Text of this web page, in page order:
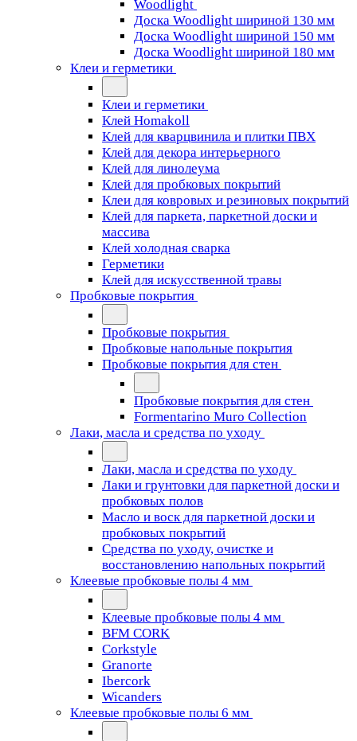
Woodlight
Доска Woodlight шириной 130 мм
Доска Woodlight шириной 150 мм
Доска Woodlight шириной 180 мм
Клеи и герметики
Клеи и герметики
Клей Homakoll
Клей для кварцвинила и плитки ПВХ
Клей для декора интерьерного
Клей для линолеума
Клей для пробковых покрытий
Клеи для ковровых и резиновых покрытий
Клей для паркета, паркетной доски и
массива
Клей холодная сварка
Герметики
Клей для искусственной травы
Пробковые покрытия
Пробковые покрытия
Пробковые напольные покрытия
Пробковые покрытия для стен
Пробковые покрытия для стен
Formentarino Muro Collection
Лаки, масла и средства по уходу
Лаки, масла и средства по уходу
Лаки и грунтовки для паркетной доски и
пробковых полов
Масло и воск для паркетной доски и
пробковых покрытий
Средства по уходу, очистке и
восстановлению напольных покрытий
Клеевые пробковые полы 4 мм
Клеевые пробковые полы 4 мм
BFM CORK
Corkstyle
Granorte
Ibercork
Wicanders
Клеевые пробковые полы 6 мм